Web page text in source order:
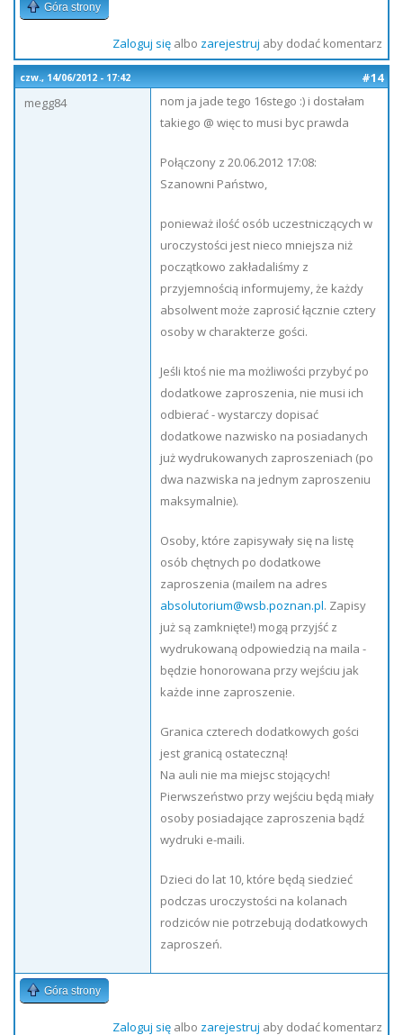
Góra strony
Zaloguj sięalbo zarejestruj aby dodać komentarz
czw., 14/06/2012 - 17:42
#14
megg84
nom ja jade tego 16stego :) i dostałam
takiego @ więc to musi byc prawda
Połączony z 20.06.2012 17:08:
Szanowni Państwo,
ponieważ ilość osób uczestniczących w
uroczystości jest nieco mniejsza niż
początkowo zakładaliśmy z
przyjemnością informujemy, że każdy
absolwent może zaprosić łącznie cztery
osoby w charakterze gości.
Jeśli ktoś nie ma możliwości przybyć po
dodatkowe zaproszenia, nie musi ich
odbierać - wystarczy dopisać
dodatkowe nazwisko na posiadanych
już wydrukowanych zaproszeniach (po
dwa nazwiska na jednym zaproszeniu
maksymalnie).
Osoby, które zapisywały się na listę
osób chętnych po dodatkowe
zaproszenia (mailem na adres
absolutorium@wsb.poznan.pl. Zapisy
już są zamknięte!) mogą przyjść z
wydrukowaną odpowiedzią na maila -
będzie honorowana przy wejściu jak
każde inne zaproszenie.
Granica czterech dodatkowych gości
jest granicą ostateczną!
Na auli nie ma miejsc stojących!
Pierwszeństwo przy wejściu będą miały
osoby posiadające zaproszenia bądź
wydruki e-maili.
Dzieci do lat 10, które będą siedzieć
podczas uroczystości na kolanach
rodziców nie potrzebują dodatkowych
zaproszeń.
Góra strony
Zaloguj sięalbo zarejestruj aby dodać komentarz